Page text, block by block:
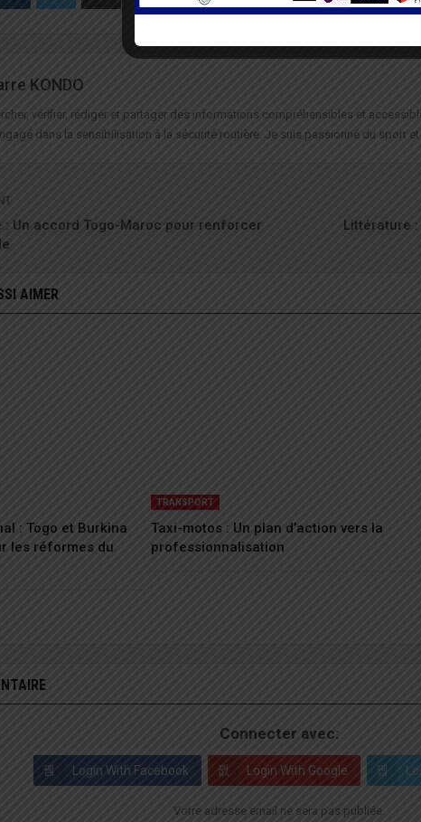
KONDO
vérifier, rédiger et partager des informations compréhensibles et
dans la sensibilisation à la sécurité routière. Je suis passionné du sport et
: Un accord Togo-Maroc pour renforcer
Littérature :
AIMER
: Togo et Burkina
les réformes du
TRANSPORT
Taxi-motos : Un plan d’action vers la
professionnalisation
Connecter avec:
Login With Facebook Login With Google
Votre adresse email ne sera pas publiée.